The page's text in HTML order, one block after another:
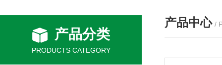
产品分类
PRODUCTS CATEGORY
产品中心 /